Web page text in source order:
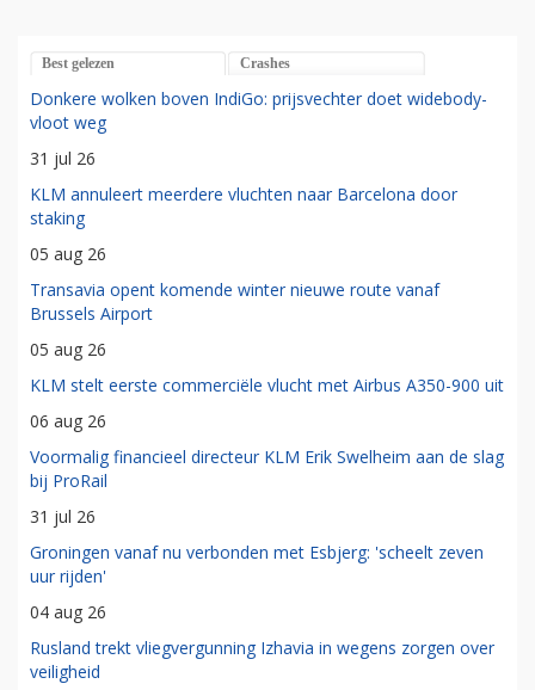
Best gelezen Crashes
Donkere wolken boven IndiGo: prijsvechter doet widebody-
vloot weg
31 jul 26
KLM annuleert meerdere vluchten naar Barcelona door
staking
05 aug 26
Transavia opent komende winter nieuwe route vanaf
Brussels Airport
05 aug 26
KLM stelt eerste commerciële vlucht met Airbus A350-900 uit
06 aug 26
Voormalig financieel directeur KLM Erik Swelheim aan de slag
bij ProRail
31 jul 26
Groningen vanaf nu verbonden met Esbjerg: 'scheelt zeven
uur rijden'
04 aug 26
Rusland trekt vliegvergunning Izhavia in wegens zorgen over
veiligheid